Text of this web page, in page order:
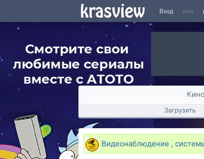
Вход или
Кино
Загрузить
Видеонаблюдение ,